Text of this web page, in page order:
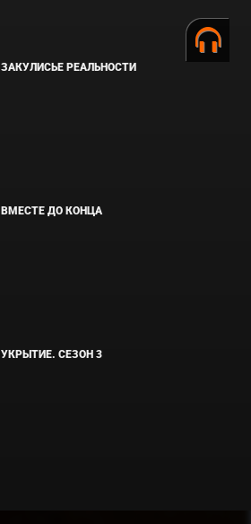
ЗАКУЛИСЬЕ РЕАЛЬНОСТИ
ВМЕСТЕ ДО КОНЦА
УКРЫТИЕ. СЕЗОН 3